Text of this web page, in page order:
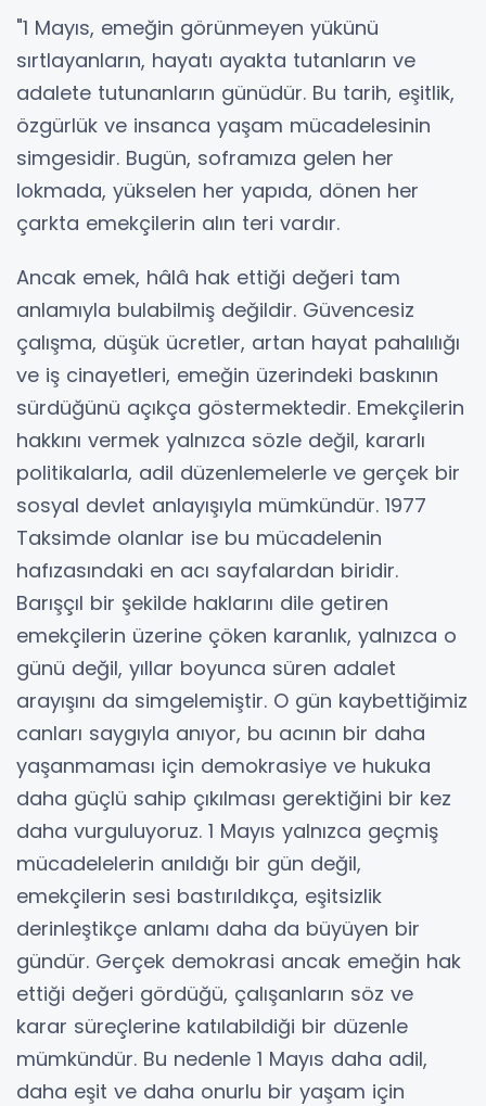
"1 Mayıs, emeğin görünmeyen yükünü
sırtlayanların, hayatı ayakta tutanların ve
adalete tutunanların günüdür. Bu tarih, eşitlik,
özgürlük ve insanca yaşam mücadelesinin
simgesidir. Bugün, soframıza gelen her
lokmada, yükselen her yapıda, dönen her
çarkta emekçilerin alın teri vardır.
Ancak emek, hâlâ hak ettiği değeri tam
anlamıyla bulabilmiş değildir. Güvencesiz
çalışma, düşük ücretler, artan hayat pahalılığı
ve iş cinayetleri, emeğin üzerindeki baskının
sürdüğünü açıkça göstermektedir. Emekçilerin
hakkını vermek yalnızca sözle değil, kararlı
politikalarla, adil düzenlemelerle ve gerçek bir
sosyal devlet anlayışıyla mümkündür. 1977
Taksimde olanlar ise bu mücadelenin
hafızasındaki en acı sayfalardan biridir.
Barışçıl bir şekilde haklarını dile getiren
emekçilerin üzerine çöken karanlık, yalnızca o
günü değil, yıllar boyunca süren adalet
arayışını da simgelemiştir. O gün kaybettiğimiz
canları saygıyla anıyor, bu acının bir daha
yaşanmaması için demokrasiye ve hukuka
daha güçlü sahip çıkılması gerektiğini bir kez
daha vurguluyoruz. 1 Mayıs yalnızca geçmiş
mücadelelerin anıldığı bir gün değil,
emekçilerin sesi bastırıldıkça, eşitsizlik
derinleştikçe anlamı daha da büyüyen bir
gündür. Gerçek demokrasi ancak emeğin hak
ettiği değeri gördüğü, çalışanların söz ve
karar süreçlerine katılabildiği bir düzenle
mümkündür. Bu nedenle 1 Mayıs daha adil,
daha eşit ve daha onurlu bir yaşam için